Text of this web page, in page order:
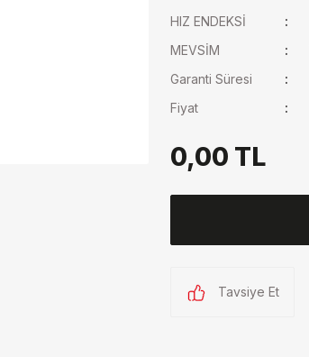
HIZ ENDEKSİ
MEVSİM
Garanti Süresi
Fiyat
0,00 TL
Tavsiye Et